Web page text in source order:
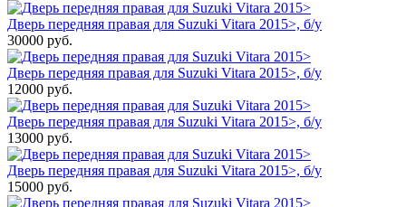
Дверь передняя правая для Suzuki Vitara 2015>, б/у
30000 руб.
Дверь передняя правая для Suzuki Vitara 2015>, б/у
12000 руб.
Дверь передняя правая для Suzuki Vitara 2015>, б/у
13000 руб.
Дверь передняя правая для Suzuki Vitara 2015>, б/у
15000 руб.